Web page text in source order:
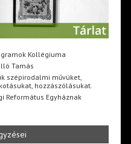
Kollégiuma
Tamás
szépirodalmi művüket,
hozzászólásukat.
Református Egyháznak